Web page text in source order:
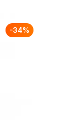
-34%